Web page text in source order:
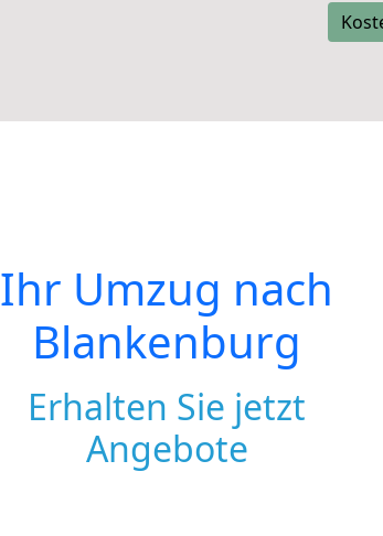
Ihr Umzug nach
Blankenburg
Erhalten Sie jetzt
Angebote